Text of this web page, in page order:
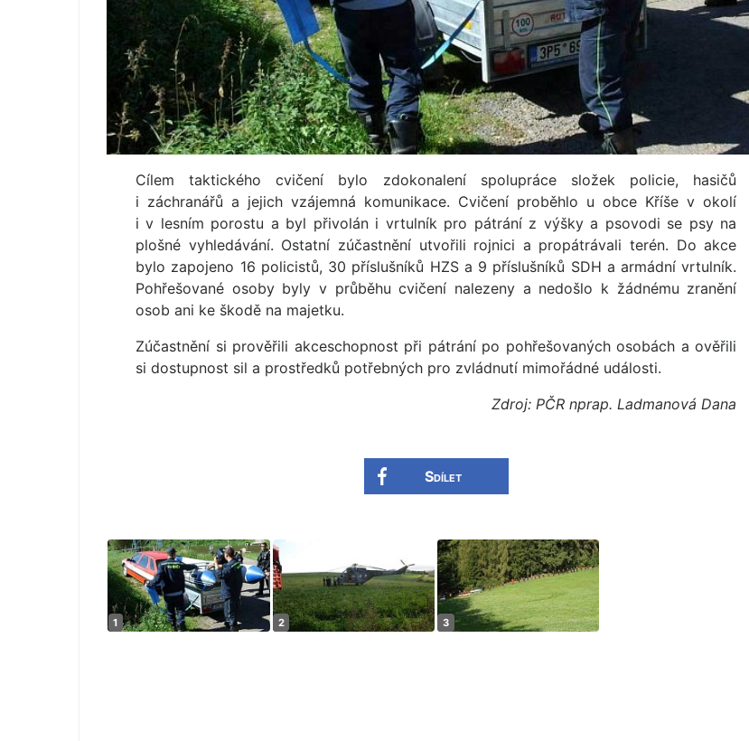
Cílem taktického cvičení bylo zdokonalení spolupráce složek policie, hasičů
i záchranářů a jejich vzájemná komunikace. Cvičení proběhlo u obce Kříše v okolí
i v lesním porostu a byl přivolán i vrtulník pro pátrání z výšky a psovodi se psy na
plošné vyhledávání. Ostatní zúčastnění utvořili rojnici a propátrávali terén. Do akce
bylo zapojeno 16 policistů, 30 příslušníků HZS a 9 příslušníků SDH a armádní vrtulník.
Pohřešované osoby byly v průběhu cvičení nalezeny a nedošlo k žádnému zranění
osob ani ke škodě na majetku.
Zúčastnění si prověřili akceschopnost při pátrání po pohřešovaných osobách a ověřili
si dostupnost sil a prostředků potřebných pro zvládnutí mimořádné události.
Zdroj: PČR nprap. Ladmanová Dana
Sdílet